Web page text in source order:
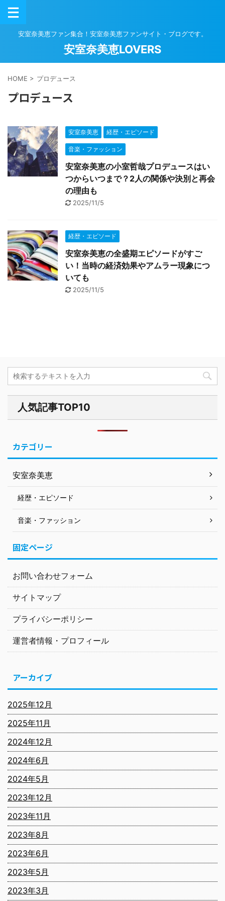
安室奈美恵ファン集合！安室奈美恵ファンサイト・ブログです。
安室奈美恵LOVERS
HOME > プロデュース
プロデュース
安室奈美恵 経歴・エピソード
音楽・ファッション
安室奈美恵の小室哲哉プロデュースはい
つからいつまで？2人の関係や決別と再会
の理由も
2025/11/5
経歴・エピソード
安室奈美恵の全盛期エピソードがすご
い！当時の経済効果やアムラー現象につ
いても
2025/11/5
人気記事TOP10
カテゴリー
安室奈美恵
経歴・エピソード
音楽・ファッション
固定ページ
お問い合わせフォーム
サイトマップ
プライバシーポリシー
運営者情報・プロフィール
アーカイブ
2025年12月
2025年11月
2024年12月
2024年6月
2024年5月
2023年12月
2023年11月
2023年8月
2023年6月
2023年5月
2023年3月